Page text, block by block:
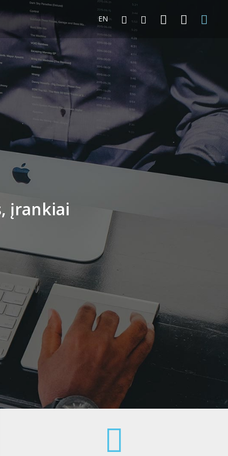
EN
Narystė
Socialiniai tinklai: tendencijos,
turinys, įrankiai
KTU miestelio biblioteka | M10 Amphitheatre
įrankiai